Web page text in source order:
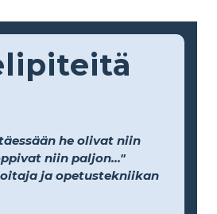
he olivat niin
niin paljon..."
ja opetustekniikan